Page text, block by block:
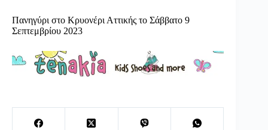
Πανηγύρι στο Κρυονέρι Αττικής το Σάββατο 9
Σεπτεμβρίου 2023